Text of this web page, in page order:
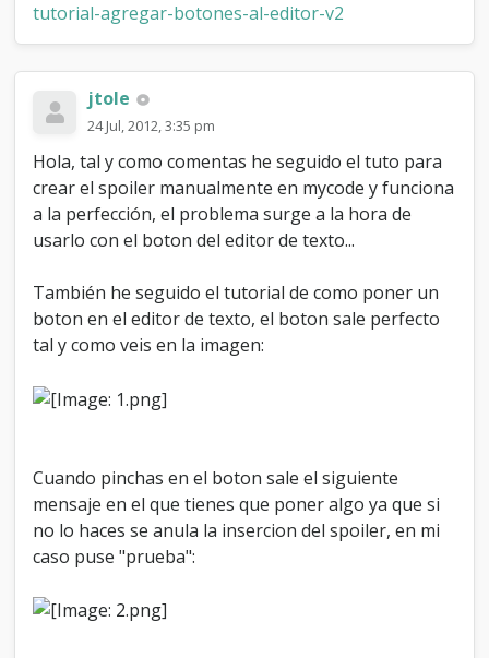
tutorial-agregar-botones-al-editor-v2
jtole
24 Jul, 2012, 3:35 pm
Hola, tal y como comentas he seguido el tuto para
crear el spoiler manualmente en mycode y funciona
a la perfección, el problema surge a la hora de
usarlo con el boton del editor de texto...
También he seguido el tutorial de como poner un
boton en el editor de texto, el boton sale perfecto
tal y como veis en la imagen:
Cuando pinchas en el boton sale el siguiente
mensaje en el que tienes que poner algo ya que si
no lo haces se anula la insercion del spoiler, en mi
caso puse "prueba":